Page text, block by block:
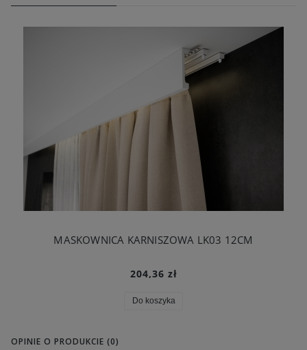
MASKOWNICA KARNISZOWA LK03 12CM
204,36 zł
Do koszyka
OPINIE O PRODUKCIE (0)